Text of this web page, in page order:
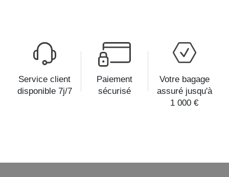
Service client
disponible 7j/7
Paiement
sécurisé
Votre bagage
assuré jusqu'à
1 000 €